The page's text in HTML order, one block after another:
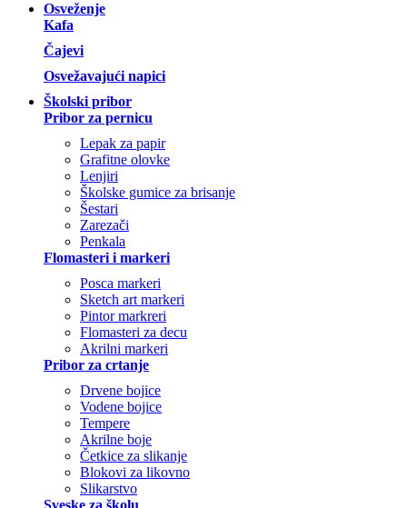
Osveženje
Kafa
Čajevi
Osvežavajući napici
Školski pribor
Pribor za pernicu
Lepak za papir
Grafitne olovke
Lenjiri
Školske gumice za brisanje
Šestari
Zarezači
Penkala
Flomasteri i markeri
Posca markeri
Sketch art markeri
Pintor markreri
Flomasteri za decu
Akrilni markeri
Pribor za crtanje
Drvene bojice
Vodene bojice
Tempere
Akrilne boje
Četkice za slikanje
Blokovi za likovno
Slikarstvo
Sveske za školu